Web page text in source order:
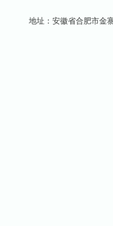
地址：安徽省合肥市金